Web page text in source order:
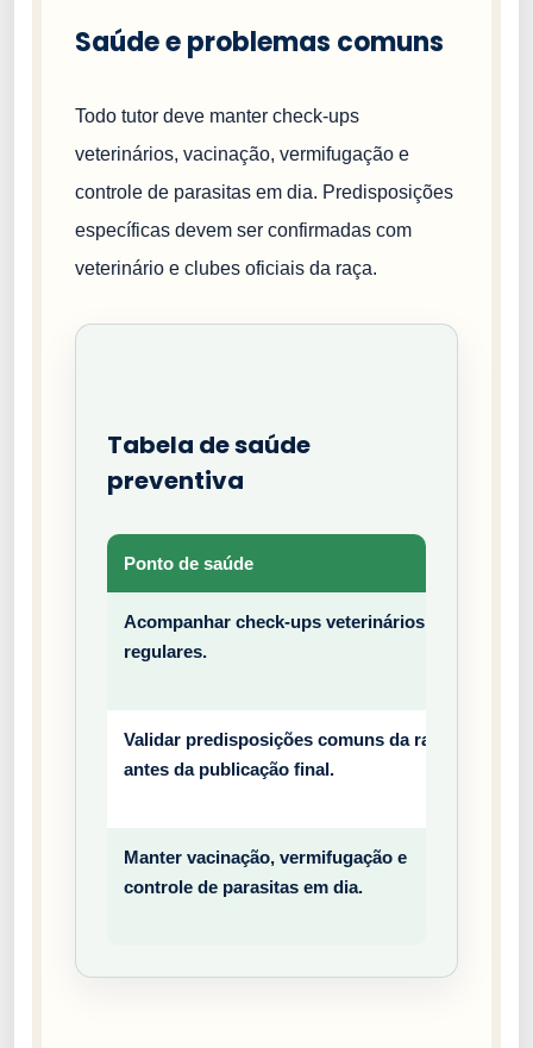
Saúde e problemas comuns
Todo tutor deve manter check-ups
veterinários, vacinação, vermifugação e
controle de parasitas em dia. Predisposições
específicas devem ser confirmadas com
veterinário e clubes oficiais da raça.
Tabela de saúde
preventiva
Ponto de saúde
Acompanhar check-ups veterinários
regulares.
Validar predisposições comuns da raça
antes da publicação final.
Manter vacinação, vermifugação e
controle de parasitas em dia.